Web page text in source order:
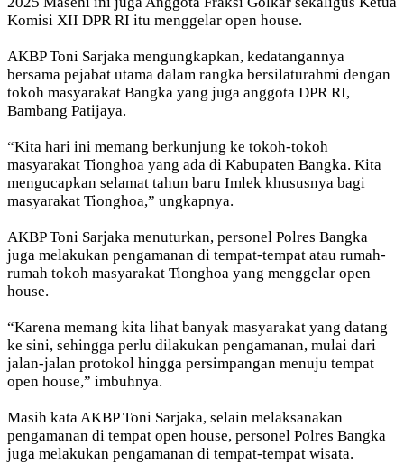
Komisi XII DPR RI itu menggelar open house.
AKBP Toni Sarjaka mengungkapkan, kedatangannya
bersama pejabat utama dalam rangka bersilaturahmi dengan
tokoh masyarakat Bangka yang juga anggota DPR RI,
Bambang Patijaya.
“Kita hari ini memang berkunjung ke tokoh-tokoh
masyarakat Tionghoa yang ada di Kabupaten Bangka. Kita
mengucapkan selamat tahun baru Imlek khususnya bagi
masyarakat Tionghoa,” ungkapnya.
AKBP Toni Sarjaka menuturkan, personel Polres Bangka
juga melakukan pengamanan di tempat-tempat atau rumah-
rumah tokoh masyarakat Tionghoa yang menggelar open
house.
“Karena memang kita lihat banyak masyarakat yang datang
ke sini, sehingga perlu dilakukan pengamanan, mulai dari
jalan-jalan protokol hingga persimpangan menuju tempat
open house,” imbuhnya.
Masih kata AKBP Toni Sarjaka, selain melaksanakan
pengamanan di tempat open house, personel Polres Bangka
juga melakukan pengamanan di tempat-tempat wisata.